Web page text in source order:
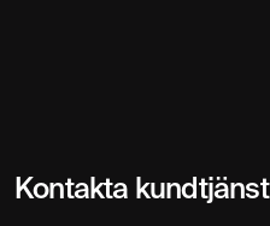
Kontakta kundtjänst